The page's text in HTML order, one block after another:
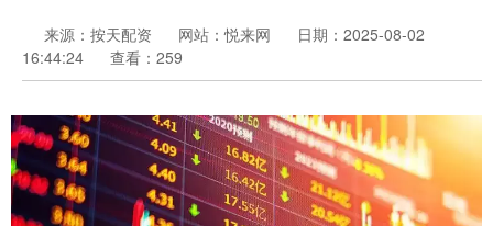
来源：按天配资 网站：悦来网
日期：2025-08-02
16:44:24
查看：259